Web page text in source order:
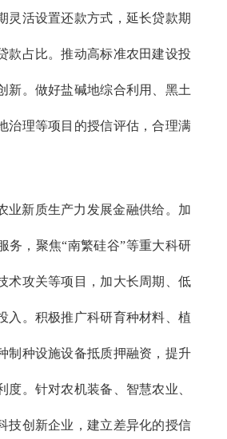
灵活设置还款方式，延长贷款期
款占比。推动高标准农田建设投
新。做好盐碱地综合利用、黑土
治理等项目的授信评估，合理满
业新质生产力发展金融供给。加
务，聚焦“南繁硅谷”等重大科研
术攻关等项目，加大长周期、低
入。积极推广科研育种材料、植
制种设施设备抵质押融资，提升
度。针对农机装备、智慧农业、
技创新企业，建立差异化的授信